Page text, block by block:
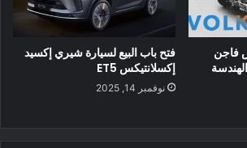
البنية البلورية للكاثودات تتدهور. براءة الاختراع من قبل Dalhousie
الأكاديمي ورئيس فريق أبحاث بطاريات Tesla Jeff Dahn مخصصة
للكاثودات التي تستخدم بلورات أكبر ، والتي تدعم بالتالي 4-5000
بطاريات تسلا الحالية تتمتع بعمر إنتاجي
فاجن
فتح باب البيع لسيارة شيري إكسيد
إكسلانتيكس ET5
نوفمبر 14, 2025